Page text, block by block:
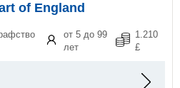
of England
от 5 до 99
лет
1.210
£